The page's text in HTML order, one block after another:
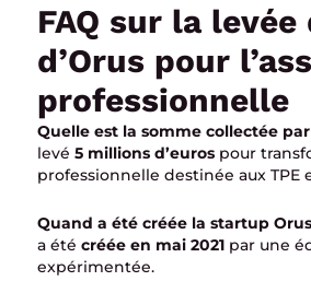
FAQ sur la
d’Orus pour
professionnelle
Quelle est la somme collectée
levé 5 millions d’euros pour
professionnelle destinée aux TPE
Quand a été créée la startup
a été créée en mai 2021 par une
expérimentée.